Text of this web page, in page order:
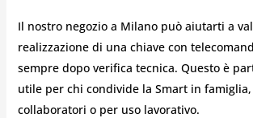
Il nostro negozio a Milano può aiutarti a
realizzazione di una chiave con
sempre dopo verifica tecnica. Questo è
utile per chi condivide la Smart in famiglia,
collaboratori o per uso lavorativo.